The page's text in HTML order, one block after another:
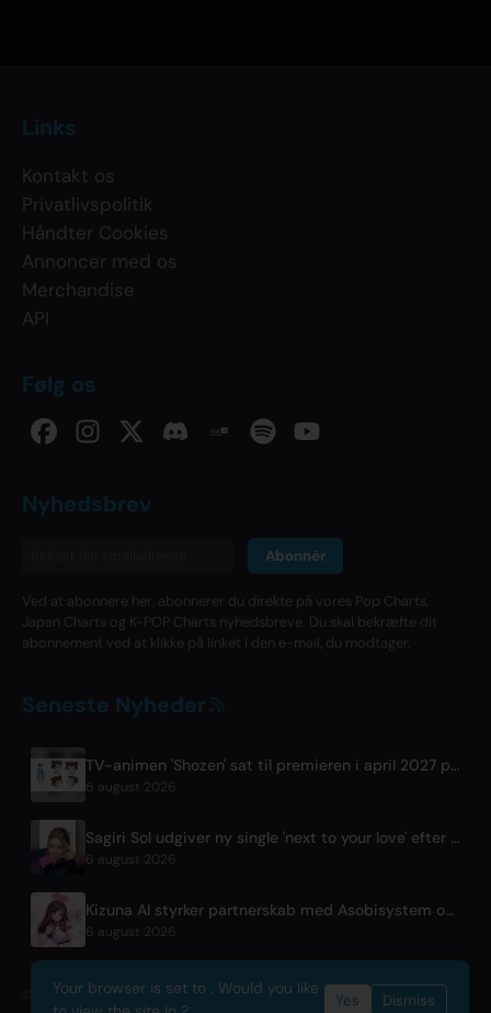
Links
Kontakt os
Privatlivspolitik
Håndter Cookies
Annoncer med os
Merchandise
API
Følg os
Nyhedsbrev
Abonnér
Ved at abonnere her, abonnerer du direkte på vores Pop Charts,
Japan Charts og K-POP Charts nyhedsbreve. Du skal bekræfte dit
abonnement ved at klikke på linket i den e-mail, du modtager.
Seneste Nyheder
TV-animen 'Shozen' sat til premieren i april 2027 på Fuji TV
6 august 2026
Sagiri Sol udgiver ny single 'next to your love' efter pause
6 august 2026
Kizuna AI styrker partnerskab med Asobisystem op til 10-års jubilæumsverdensturné
6 august 2026
© 2026 OnlyHit. All rights reserved. - Metadata provided byACRCloud
Your browser is set to . Would you like
Yes Dismiss